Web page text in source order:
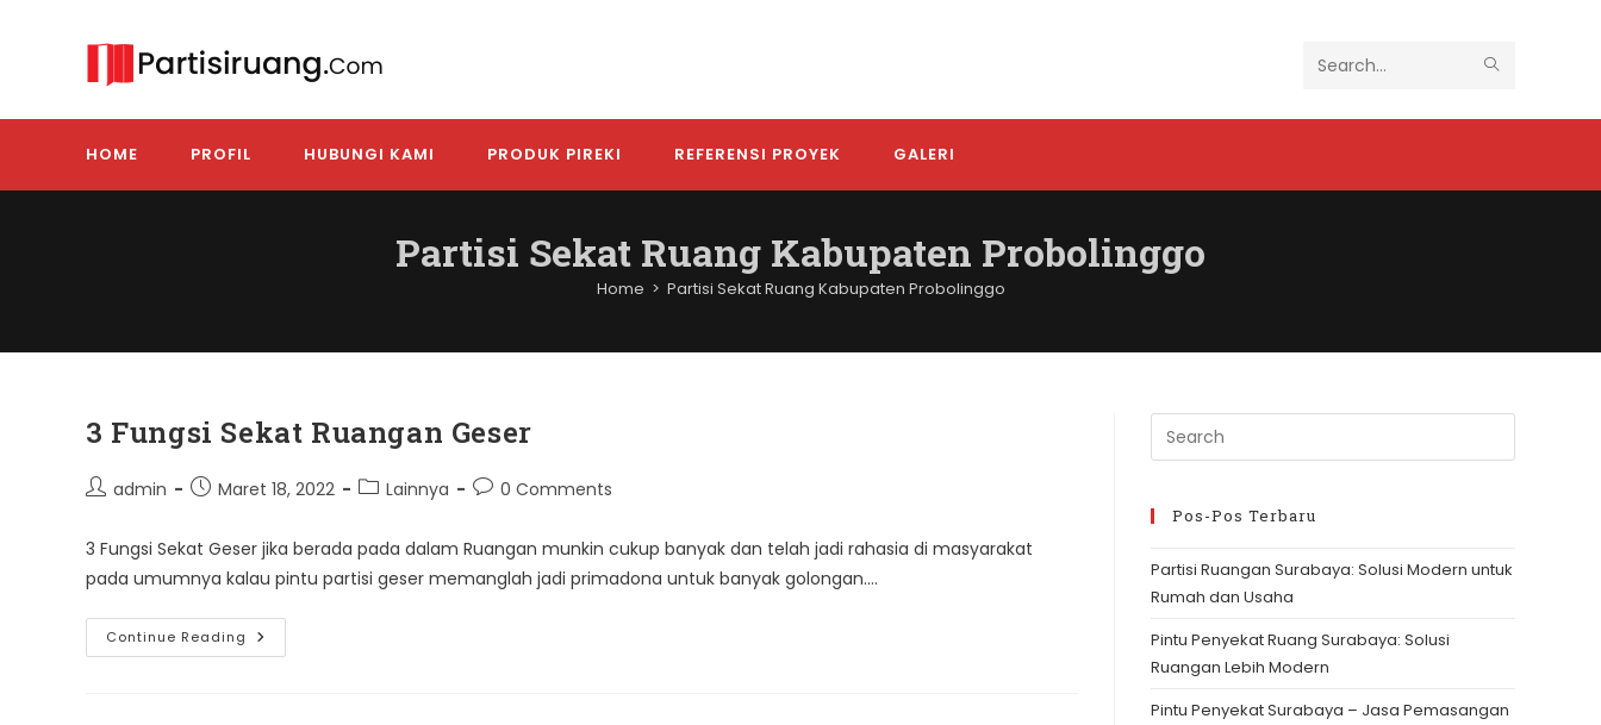
Search
this
SUBMIT
HOME PROFIL HUBUNGI KAMI PRODUK PIREKI REFERENSI PROYEK GALERI
Partisi Sekat Ruang Kabupaten Probolinggo
Home > Partisi Sekat Ruang Kabupaten Probolinggo
3 Fungsi Sekat Ruangan Geser
Postadmin
PostMaret 18, 2022
PostLainnya
Post0 Comments
3 Fungsi Sekat Geser jika berada pada dalam Ruangan munkin cukup banyak dan telah jadi rahasia di masyarakat
pada umumnya kalau pintu partisi geser memanglah jadi primadona untuk banyak golongan.…
Continue Reading
Fungsi
Escape
Pos-Pos Terbaru
Partisi Ruangan Surabaya: Solusi Modern untuk
Rumah dan Usaha
Pintu Penyekat Ruang Surabaya: Solusi
Ruangan Lebih Modern
Pintu Penyekat Surabaya – Jasa Pemasangan